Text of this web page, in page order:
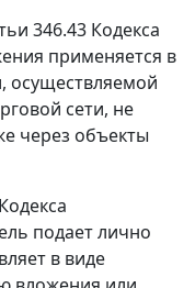
346.43 Кодекса
применяется в
осуществляемой
сети, не
через объекты
Кодекса
подает лично
в виде